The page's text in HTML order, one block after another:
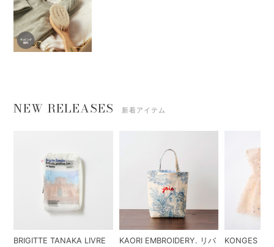
NEW RELEASES 新着アイテム
BRIGITTE TANAKA LIVRE
KAORI EMBROIDERY. リバ
KONGES